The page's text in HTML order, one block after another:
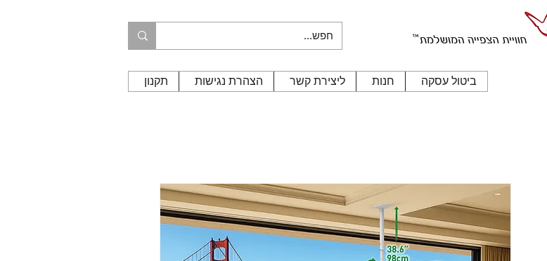
תקנון הצהרת נגישות ליצירת קשר חנות ביטול עסקה